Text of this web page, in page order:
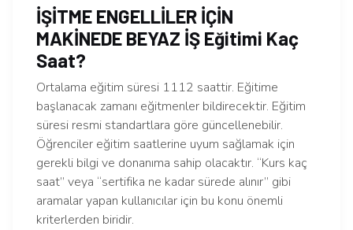
İŞİTME ENGELLİLER İÇİN
MAKİNEDE BEYAZ İŞ Eğitimi Kaç
Saat?
Ortalama eğitim süresi 1112 saattir. Eğitime
başlanacak zamanı eğitmenler bildirecektir. Eğitim
süresi resmi standartlara göre güncellenebilir.
Öğrenciler eğitim saatlerine uyum sağlamak için
gerekli bilgi ve donanıma sahip olacaktır. “Kurs kaç
saat” veya “sertifika ne kadar sürede alınır” gibi
aramalar yapan kullanıcılar için bu konu önemli
kriterlerden biridir.